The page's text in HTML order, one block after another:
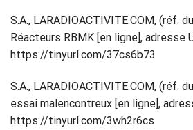
S.A., LARADIOACTIVITE.COM, (réf.
Réacteurs RBMK [en ligne], adresse
https://tinyurl.com/37cs6b73
S.A., LARADIOACTIVITE.COM, (réf.
essai malencontreux [en ligne],
https://tinyurl.com/3wh2r6cs